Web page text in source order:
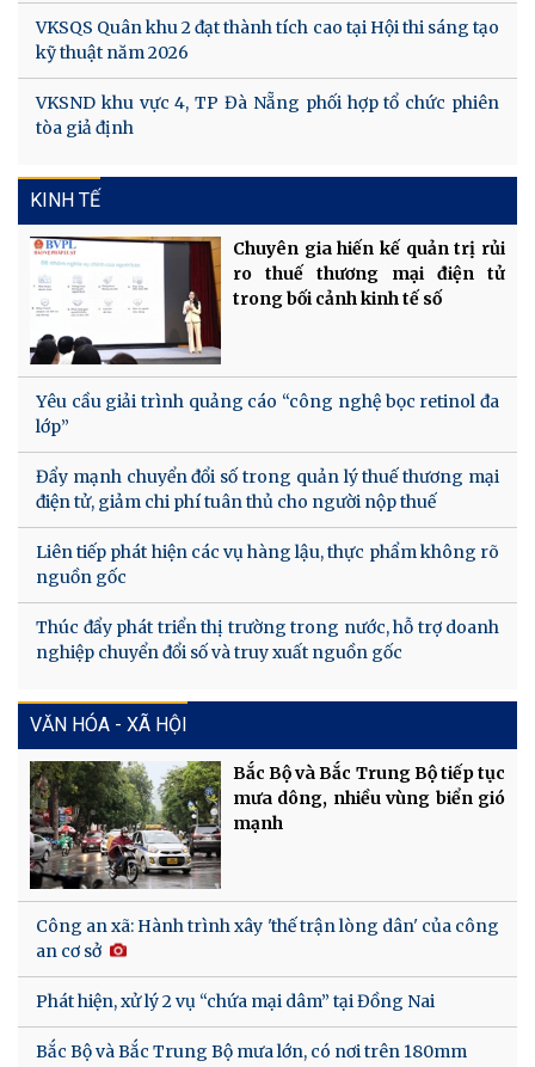
VKSQS Quân khu 2 đạt thành tích cao tại Hội thi sáng tạo
kỹ thuật năm 2026
VKSND khu vực 4, TP Đà Nẵng phối hợp tổ chức phiên
tòa giả định
KINH TẾ
Chuyên gia hiến kế quản trị rủi
ro thuế thương mại điện tử
trong bối cảnh kinh tế số
Yêu cầu giải trình quảng cáo “công nghệ bọc retinol đa
lớp”
Đẩy mạnh chuyển đổi số trong quản lý thuế thương mại
điện tử, giảm chi phí tuân thủ cho người nộp thuế
Liên tiếp phát hiện các vụ hàng lậu, thực phẩm không rõ
nguồn gốc
Thúc đẩy phát triển thị trường trong nước, hỗ trợ doanh
nghiệp chuyển đổi số và truy xuất nguồn gốc
VĂN HÓA - XÃ HỘI
Bắc Bộ và Bắc Trung Bộ tiếp tục
mưa dông, nhiều vùng biển gió
mạnh
Công an xã: Hành trình xây 'thế trận lòng dân' của công
an cơ sở
Phát hiện, xử lý 2 vụ “chứa mại dâm” tại Đồng Nai
Bắc Bộ và Bắc Trung Bộ mưa lớn, có nơi trên 180mm